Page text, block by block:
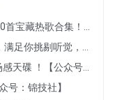
号：锦技社】